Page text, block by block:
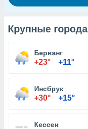
Крупные города
Берванг
+23° +11°
Инсбрук
+30° +15°
Кессен